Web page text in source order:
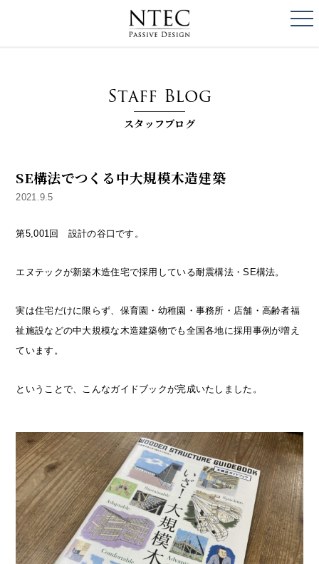
Staff Blog
スタッフブログ
SE構法でつくる中大規模木造建築
2021.9.5
第5,001回 設計の谷口です。
エヌテックが新築木造住宅で採用している耐震構法・SE構法。
実は住宅だけに限らず、保育園・幼稚園・事務所・店舗・高齢者福
祉施設などの中大規模な木造建築物でも全国各地に採用事例が増え
ています。
ということで、こんなガイドブックが完成いたしました。